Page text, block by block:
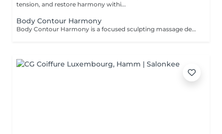
tension, and restore harmony withi...
Body Contour Harmony
Body Contour Harmony is a focused sculpting massage designed to support the body's natural shape, boost circulation, and enhance the feeling of lightness and flow. Using firm, rhythmical techniques, this treatment targets areas of stagnation or puffiness to help define contours, stimulate detox pathways, and promote smoother skin texture. More than just a physical treatment, this session is a mindful ritual that brings awareness to the body, helping you reconnect with your form through intention, breath, and therapeutic touch. Ideal for those seeking both visible results and a deeper sense of balance, embodiment, and harmony.